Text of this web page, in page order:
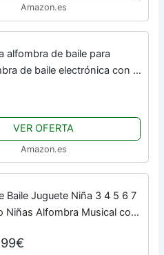
Amazon.es
alfombra de baile para
de baile electrónica con 8
inalámbrico y 27 niveles de
VER OFERTA
Amazon.es
Baile Juguete Niña 3 4 5 6 7
Niñas Alfombra Musical con
Ajustable,Regalo...